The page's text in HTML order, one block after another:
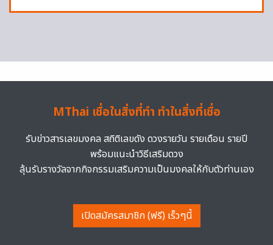
MThai เชื่อในสิ่งที่ทำ ทำในสิ่งที่เชื่อ
รับข่าวสารเลขมงคล สถิติเลขดัง ดวงรายวัน รายเดือน รายปี
พร้อมแนะนำวิธีเสริมดวง
ลุ้นรับรางวัลจากกิจกรรมเสริมความเป็นมงคลให้กับตัวท่านเอง
เปิดสมัครสมาชิก (ฟรี) เร็วๆนี้